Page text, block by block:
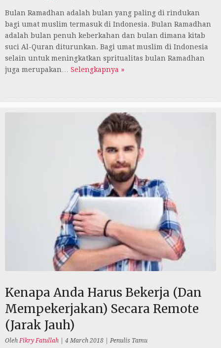
Bulan Ramadhan adalah bulan yang paling di rindukan
bagi umat muslim termasuk di Indonesia. Bulan Ramadhan
adalah bulan penuh keberkahan dan bulan dimana kitab
suci Al-Quran diturunkan. Bagi umat muslim di Indonesia
selain untuk meningkatkan spritualitas bulan Ramadhan
juga merupakan… Selengkapnya »
Kenapa Anda Harus Bekerja (Dan
Mempekerjakan) Secara Remote
(Jarak Jauh)
Oleh Fikry Fatullah 4 March 2018 Penulis Tamu